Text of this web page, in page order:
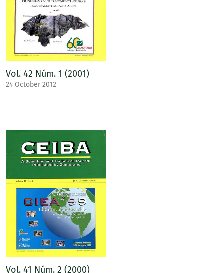
Vol. 42 Núm. 1 (2001)
24 October 2012
Vol. 41 Núm. 2 (2000)